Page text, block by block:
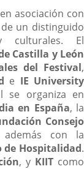
asociación con
un distinguido
culturales. El
Castilla y León
del Festival,
e IE University
se organiza en
en España, la
Consejo
con la
de Hospitalidad.
, y KIITcomo